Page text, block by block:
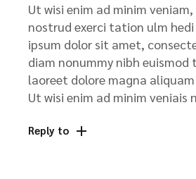
Ut wisi enim ad minim
nostrud exerci tation ulm
ipsum dolor sit amet,
diam nonummy nibh
laoreet dolore magna
Ut wisi enim ad minim veniais
Reply to